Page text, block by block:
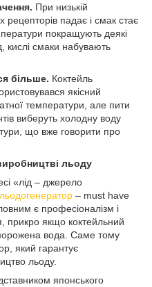
При низькій
рецепторів падає і смак стає
покращують деякі
кислі смаки набувають
більше. Коктейль
якісний
температури, але пити
виберуть холодну воду
що вже говорити про
льоду
«лід – джерело
льодогенератор – must have
є професіоналізм і
прикро якщо коктейльний
вода. Саме тому
який гарантує
льоду.
японського